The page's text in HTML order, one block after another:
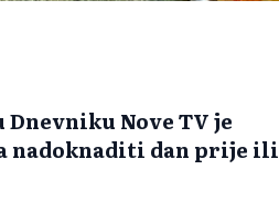
Nove TV je
nadoknaditi dan prije ili